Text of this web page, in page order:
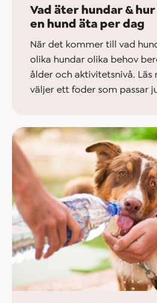
Vad äter hundar &
en hund äta per dag
När det kommer till vad
olika hundar olika behov
ålder och aktivitetsnivå. Läs
väljer ett foder som passar